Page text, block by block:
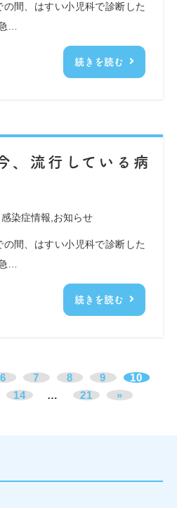
の間、はすい小児科で診断した
…
続きを読む
、流行している病
感染症情報 お知らせ
の間、はすい小児科で診断した
…
続きを読む
6 7 8 9
10
14 … 21 »